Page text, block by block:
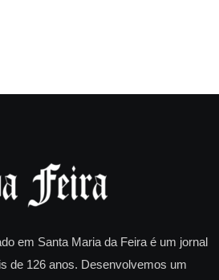
em Santa Maria da Feira é um jornal
de 126 anos. Desenvolvemos um